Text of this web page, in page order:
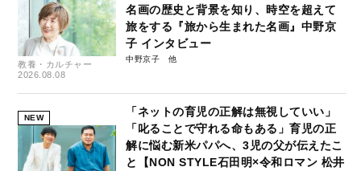
教養・カルチャー
2026.08.08
名画の歴史と背景を知り、時空を超えて
旅をする『旅から生まれた名画』中野京
子 インタビュー
中野京子
NEW
「ネットの育児の正解は無視していい」
「叱ることで守れる命もある」育児の正
解に悩む新米パパへ、3児の父が伝えたこ
と【NON STYLE石田明×令和ロマン 松井